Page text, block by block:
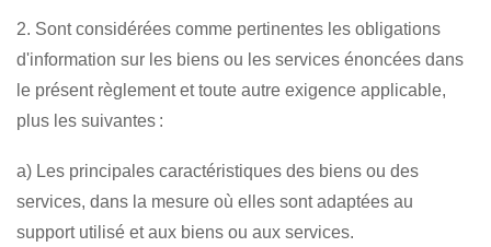
2. Sont considérées comme pertinentes les obligations
d'information sur les biens ou les services énoncées dans
le présent règlement et toute autre exigence applicable,
plus les suivantes :
a) Les principales caractéristiques des biens ou des
services, dans la mesure où elles sont adaptées au
support utilisé et aux biens ou aux services.